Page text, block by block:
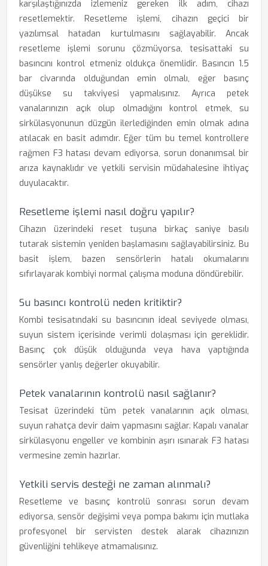
karşılaştığınızda izlemeniz gereken ilk adım, cihazı
resetlemektir. Resetleme işlemi, cihazın geçici bir
yazılımsal hatadan kurtulmasını sağlayabilir. Ancak
resetleme işlemi sorunu çözmüyorsa, tesisattaki su
basıncını kontrol etmeniz oldukça önemlidir. Basıncın 1.5
bar civarında olduğundan emin olmalı, eğer basınç
düşükse su takviyesi yapmalısınız. Ayrıca petek
vanalarınızın açık olup olmadığını kontrol etmek, su
sirkülasyonunun düzgün ilerlediğinden emin olmak adına
atılacak en basit adımdır. Eğer tüm bu temel kontrollere
rağmen F3 hatası devam ediyorsa, sorun donanımsal bir
arıza kaynaklıdır ve yetkili servisin müdahalesine ihtiyaç
duyulacaktır.
Resetleme işlemi nasıl doğru yapılır?
Cihazın üzerindeki reset tuşuna birkaç saniye basılı
tutarak sistemin yeniden başlamasını sağlayabilirsiniz. Bu
basit işlem, bazen sensörlerin hatalı okumalarını
sıfırlayarak kombiyi normal çalışma moduna döndürebilir.
Su basıncı kontrolü neden kritiktir?
Kombi tesisatındaki su basıncının ideal seviyede olması,
suyun sistem içerisinde verimli dolaşması için gereklidir.
Basınç çok düşük olduğunda veya hava yaptığında
sensörler yanlış değerler okuyabilir.
Petek vanalarının kontrolü nasıl sağlanır?
Tesisat üzerindeki tüm petek vanalarının açık olması,
suyun rahatça devir daim yapmasını sağlar. Kapalı vanalar
sirkülasyonu engeller ve kombinin aşırı ısınarak F3 hatası
vermesine zemin hazırlar.
Yetkili servis desteği ne zaman alınmalı?
Resetleme ve basınç kontrolü sonrası sorun devam
ediyorsa, sensör değişimi veya pompa bakımı için mutlaka
profesyonel bir servisten destek alarak cihazınızın
güvenliğini tehlikeye atmamalısınız.